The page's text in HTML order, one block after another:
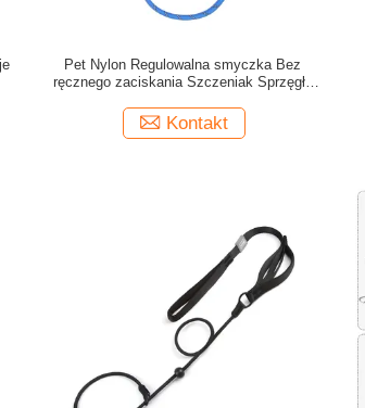
Pet Nylon Regulowalna smyczka Bez
ręcznego zaciskania Szczeniak Sprzęgło
smyczka dla psów
Kontakt